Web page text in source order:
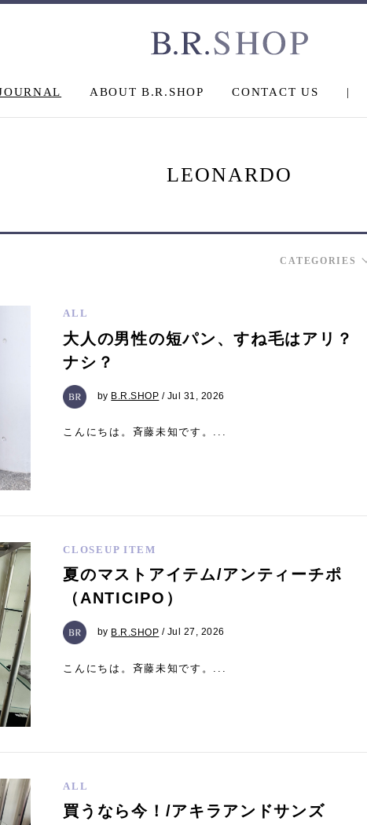
ABOUT B.R.SHOP CONTACT US |
LEONARDO
CATEGORIES
ALL
大人の男性の短パン、すね毛はアリ？
ナシ？
by B.R.SHOP / Jul 31, 2026
こんにちは。斉藤未知です。...
CLOSEUP ITEM
夏のマストアイテム/アンティーチポ
（ANTICIPO）
by B.R.SHOP / Jul 27, 2026
こんにちは。斉藤未知です。...
ALL
買うなら今！/アキラアンドサンズ